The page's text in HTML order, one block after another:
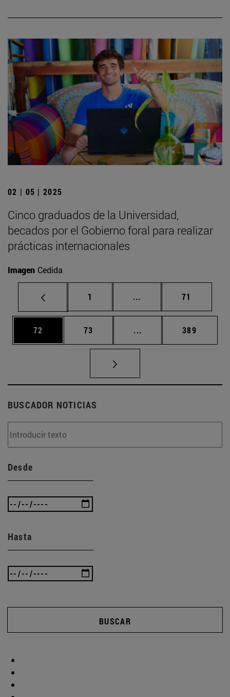
02 | 05 | 2025
Cinco graduados de la Universidad,
becados por el Gobierno foral para realizar
prácticas internacionales
Imagen Cedida
Página
1 ... Páginas intermedias
Página
71
Página
72 Página
73 ... Páginas intermedias
Página
389
BUSCADOR NOTICIAS
Desde
Hasta
BUSCAR